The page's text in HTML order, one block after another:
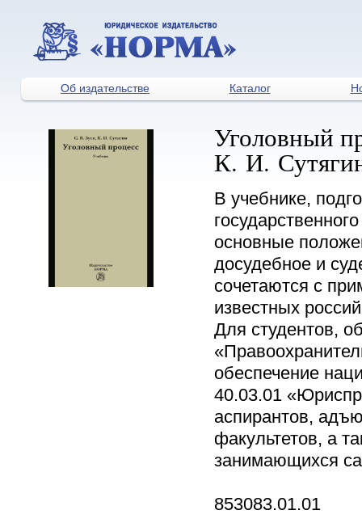
Об издательстве Каталог
Уголовный
К. И.
В учебнике,
основные
досудебное и
сочетаются с
известных
Для студентов,
обеспечение
40.03.01
аспирантов,
факультетов, а
занимающихся
853083.01.01